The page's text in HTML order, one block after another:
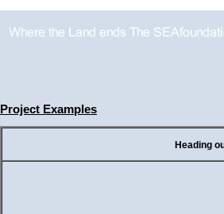
Project Examples
Heading